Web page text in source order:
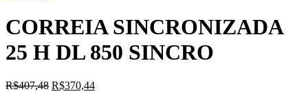
CORREIA SINCRONIZADA
25 H DL 850 SINCRO
R$407,48 R$370,44